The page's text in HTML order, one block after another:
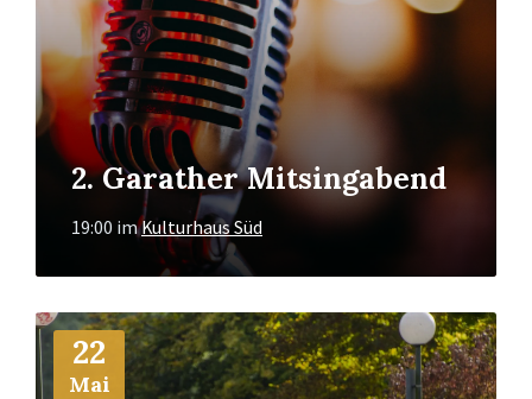
2. Garather Mitsingabend
19:00 imKulturhaus Süd
22
Mai
Mehr
Info